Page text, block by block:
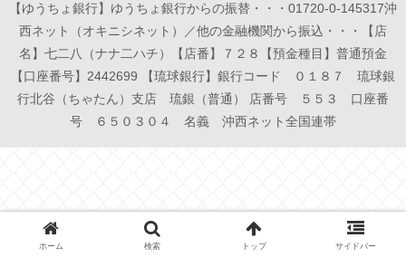
【ゆうちょ銀行】ゆうちょ銀行からの振替・・・01720-0-145317沖
西ネット（オキニシネット）／他の金融機関から振込・・・【店
名】七二八（ナナ二ハチ）【店番】７２８【預金種目】普通預金
【口座番号】2442699 【琉球銀行】銀行コード ０１８７ 琉球銀
行北谷（ちゃたん）支店 琉銀（普通） 店番号 ５５３ 口座番
号 ６５０３０４ 名義 沖西ネット全国連帯
ホーム 検索 トップ サイドバー